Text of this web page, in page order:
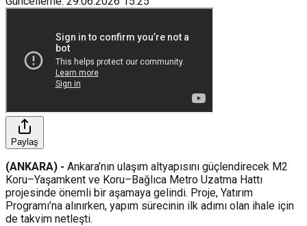
Paylaş
(ANKARA) - Ankara’nın ulaşım altyapısını güçlendirecek M2
Koru–Yaşamkent ve Koru–Bağlıca Metro Uzatma Hattı
projesinde önemli bir aşamaya gelindi. Proje, Yatırım
Programı’na alınırken, yapım sürecinin ilk adımı olan ihale için
de takvim netleşti.